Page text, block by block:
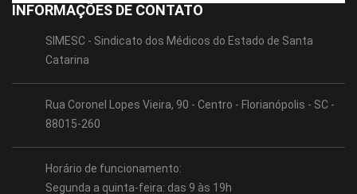
INFORMAÇÕES DE CONTATO
SIMESC - Sindicato dos Médicos do Estado de Santa
Catarina
Rua Coronel Lopes Vieira, 90 - Centro - Florianópolis - SC -
88015-260
Horário de funcionamento:
Segunda a quinta-feira: das 9 às 19h